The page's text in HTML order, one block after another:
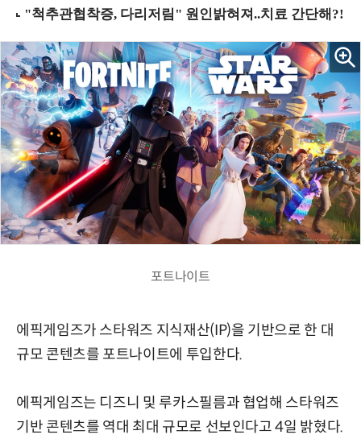
포트나이트
에픽게임즈가 스타워즈 지식재산(IP)을 기반으로 한 대
규모 콘텐츠를 포트나이트에 투입한다.
에픽게임즈는 디즈니 및 루카스필름과 협업해 스타워즈
기반 콘텐츠를 역대 최대 규모로 선보인다고 4일 밝혔다.